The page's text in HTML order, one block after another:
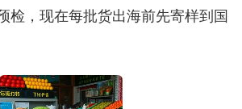
检，现在每批货出海前先寄样到国